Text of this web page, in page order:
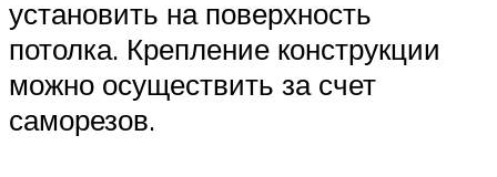
установить на поверхность
потолка. Крепление конструкции
можно осуществить за счет
саморезов.